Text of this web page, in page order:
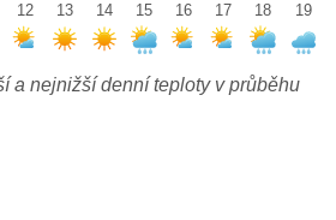
12
13
14
15
16
17
18
19
a nejnižší denní teploty v průběhu